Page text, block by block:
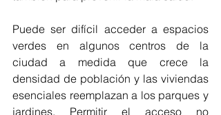
Puede ser difícil acceder a espacios
verdes en algunos centros de la
ciudad a medida que crece la
densidad de población y las viviendas
esenciales reemplazan a los parques y
jardines. Permitir el acceso no